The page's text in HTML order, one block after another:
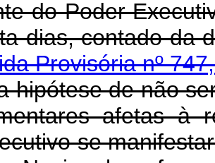
do Poder
dias, contado da
Provisória nº
de não
afetas à
se